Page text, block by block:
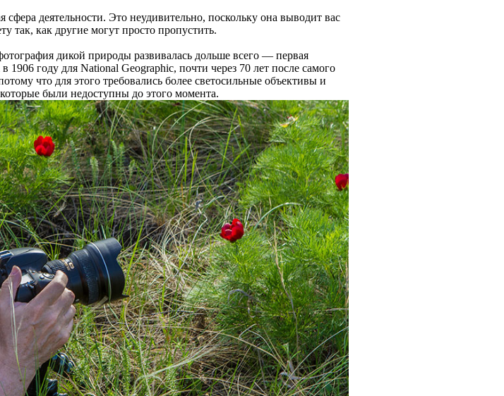
деятельности. Это неудивительно, поскольку она выводит вас
так, как другие могут просто пропустить.
дикой природы развивалась дольше всего — первая
году для National Geographic, почти через 70 лет после самого
что для этого требовались более светосильные объективы и
были недоступны до этого момента.